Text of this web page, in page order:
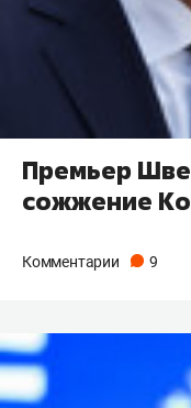
Премьер
сожжение
Комментарии 9